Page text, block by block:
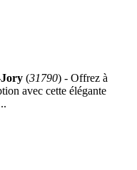
Jory (31790) - Offrez à
avec cette élégante